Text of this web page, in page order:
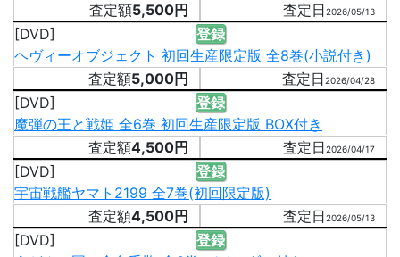
5,500円
2026/05/13
[DVD]
登録
ヘヴィーオブジェクト 初回生産限定版 全8巻(小説付き)
5,000円
2026/04/28
[DVD]
登録
魔弾の王と戦姫 全6巻 初回生産限定版 BOX付き
4,500円
2026/04/17
[DVD]
登録
宇宙戦艦ヤマト2199 全7巻(初回限定版)
4,500円
2026/05/13
[DVD]
登録